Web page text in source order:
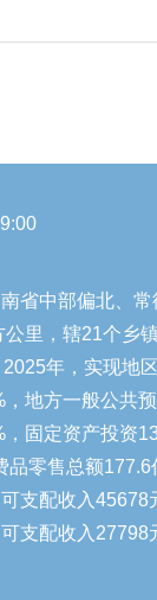
省中部偏北、常
里，辖21个乡
2025年，实现地
，地方一般公共
，固定资产投资
品零售总额177.6
支配收入45678
支配收入27798